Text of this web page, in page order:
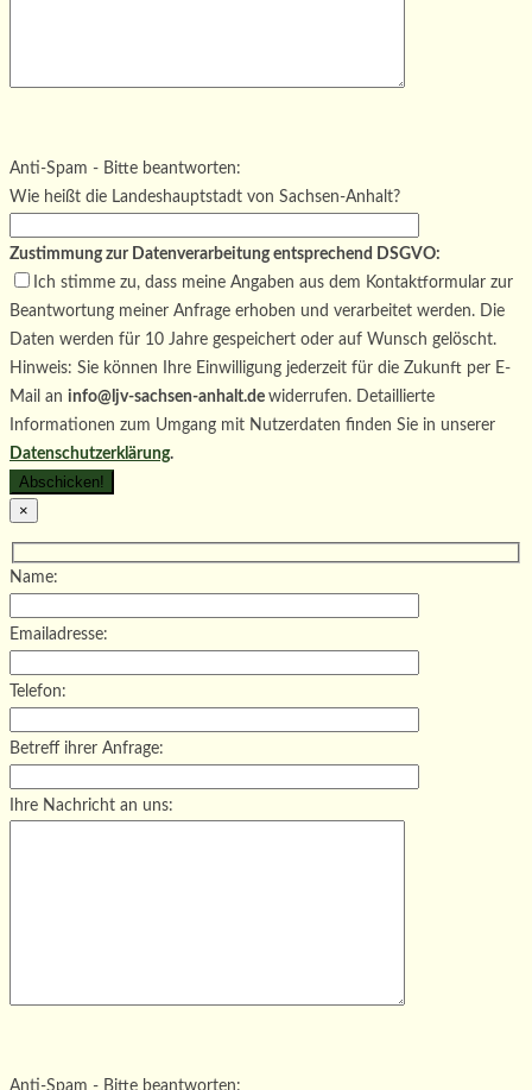
Bitte lasse dieses Feld leer.
Anti-Spam - Bitte beantworten:
Wie heißt die Landeshauptstadt von Sachsen-Anhalt?
Zustimmung zur Datenverarbeitung entsprechend DSGVO:
Ich stimme zu, dass meine Angaben aus dem Kontaktformular zur
Beantwortung meiner Anfrage erhoben und verarbeitet werden. Die
Daten werden für 10 Jahre gespeichert oder auf Wunsch gelöscht.
Hinweis: Sie können Ihre Einwilligung jederzeit für die Zukunft per E-
Mail an info@ljv-sachsen-anhalt.de widerrufen. Detaillierte
Informationen zum Umgang mit Nutzerdaten finden Sie in unserer
Datenschutzerklärung.
×
Name:
Emailadresse:
Telefon:
Betreff ihrer Anfrage:
Ihre Nachricht an uns:
Bitte lasse dieses Feld leer.
Anti-Spam - Bitte beantworten: